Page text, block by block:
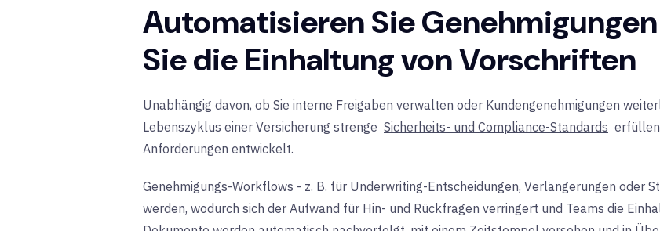
Automatisieren Sie
Sie die Einhaltung von Vorschriften
Unabhängig davon, ob Sie interne Freigaben verwalten oder Kundengenehmigungen
Lebenszyklus einer Versicherung strenge Sicherheits- und Compliance-Standards
Anforderungen entwickelt.
Genehmigungs-Workflows - z. B. für Underwriting-Entscheidungen, Verlängerungen oder
werden, wodurch sich der Aufwand für Hin- und Rückfragen verringert und Teams die